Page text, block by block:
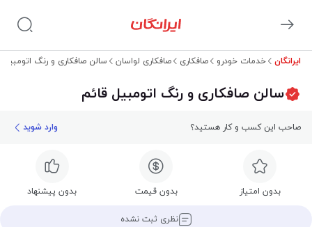
ایرانگان خدمات خودرو صافکاری صافکاری لواسان سالن صافکاری و رنگ اتومبیل
سالن صافکاری و رنگ اتومبیل قائم
صاحب این کسب و کار هستید؟ وارد شوید
بدون امتیاز بدون قیمت بدون پیشنهاد
نظری ثبت نشده